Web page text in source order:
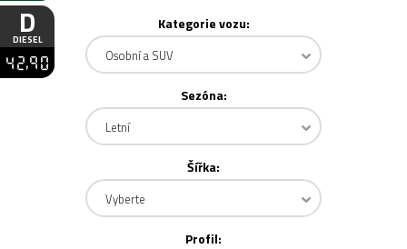
D
DIESEL
42,90
Kategorie vozu:
Osobní a SUV
Sezóna:
Letní
Šířka:
Vyberte
Profil: